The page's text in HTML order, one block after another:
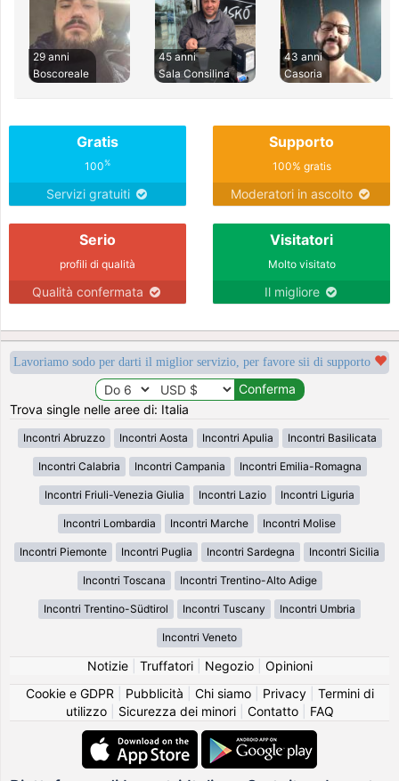
29 anni
Boscoreale
45 anni
Sala Consilina
43 anni
Casoria
Gratis
100%
Servizi gratuiti
Supporto
100% gratis
Moderatori in ascolto
Serio
profili di qualità
Qualità confermata
Visitatori
Molto visitato
Il migliore
Lavoriamo sodo per darti il miglior servizio, per favore sii di supporto
Trova single nelle aree di: Italia
Incontri Abruzzo Incontri Aosta Incontri Apulia Incontri Basilicata
Incontri Calabria Incontri Campania Incontri Emilia-Romagna
Incontri Friuli-Venezia Giulia Incontri Lazio Incontri Liguria
Incontri Lombardia Incontri Marche Incontri Molise
Incontri Piemonte Incontri Puglia Incontri Sardegna Incontri Sicilia
Incontri Toscana Incontri Trentino-Alto Adige
Incontri Trentino-Südtirol Incontri Tuscany Incontri Umbria
Incontri Veneto
Notizie| Truffatori| Negozio| Opinioni
Cookie e GDPR
Pubblicità Chi siamo| Privacy| Termini di
utilizzo| Sicurezza dei minori| Contatto| FAQ